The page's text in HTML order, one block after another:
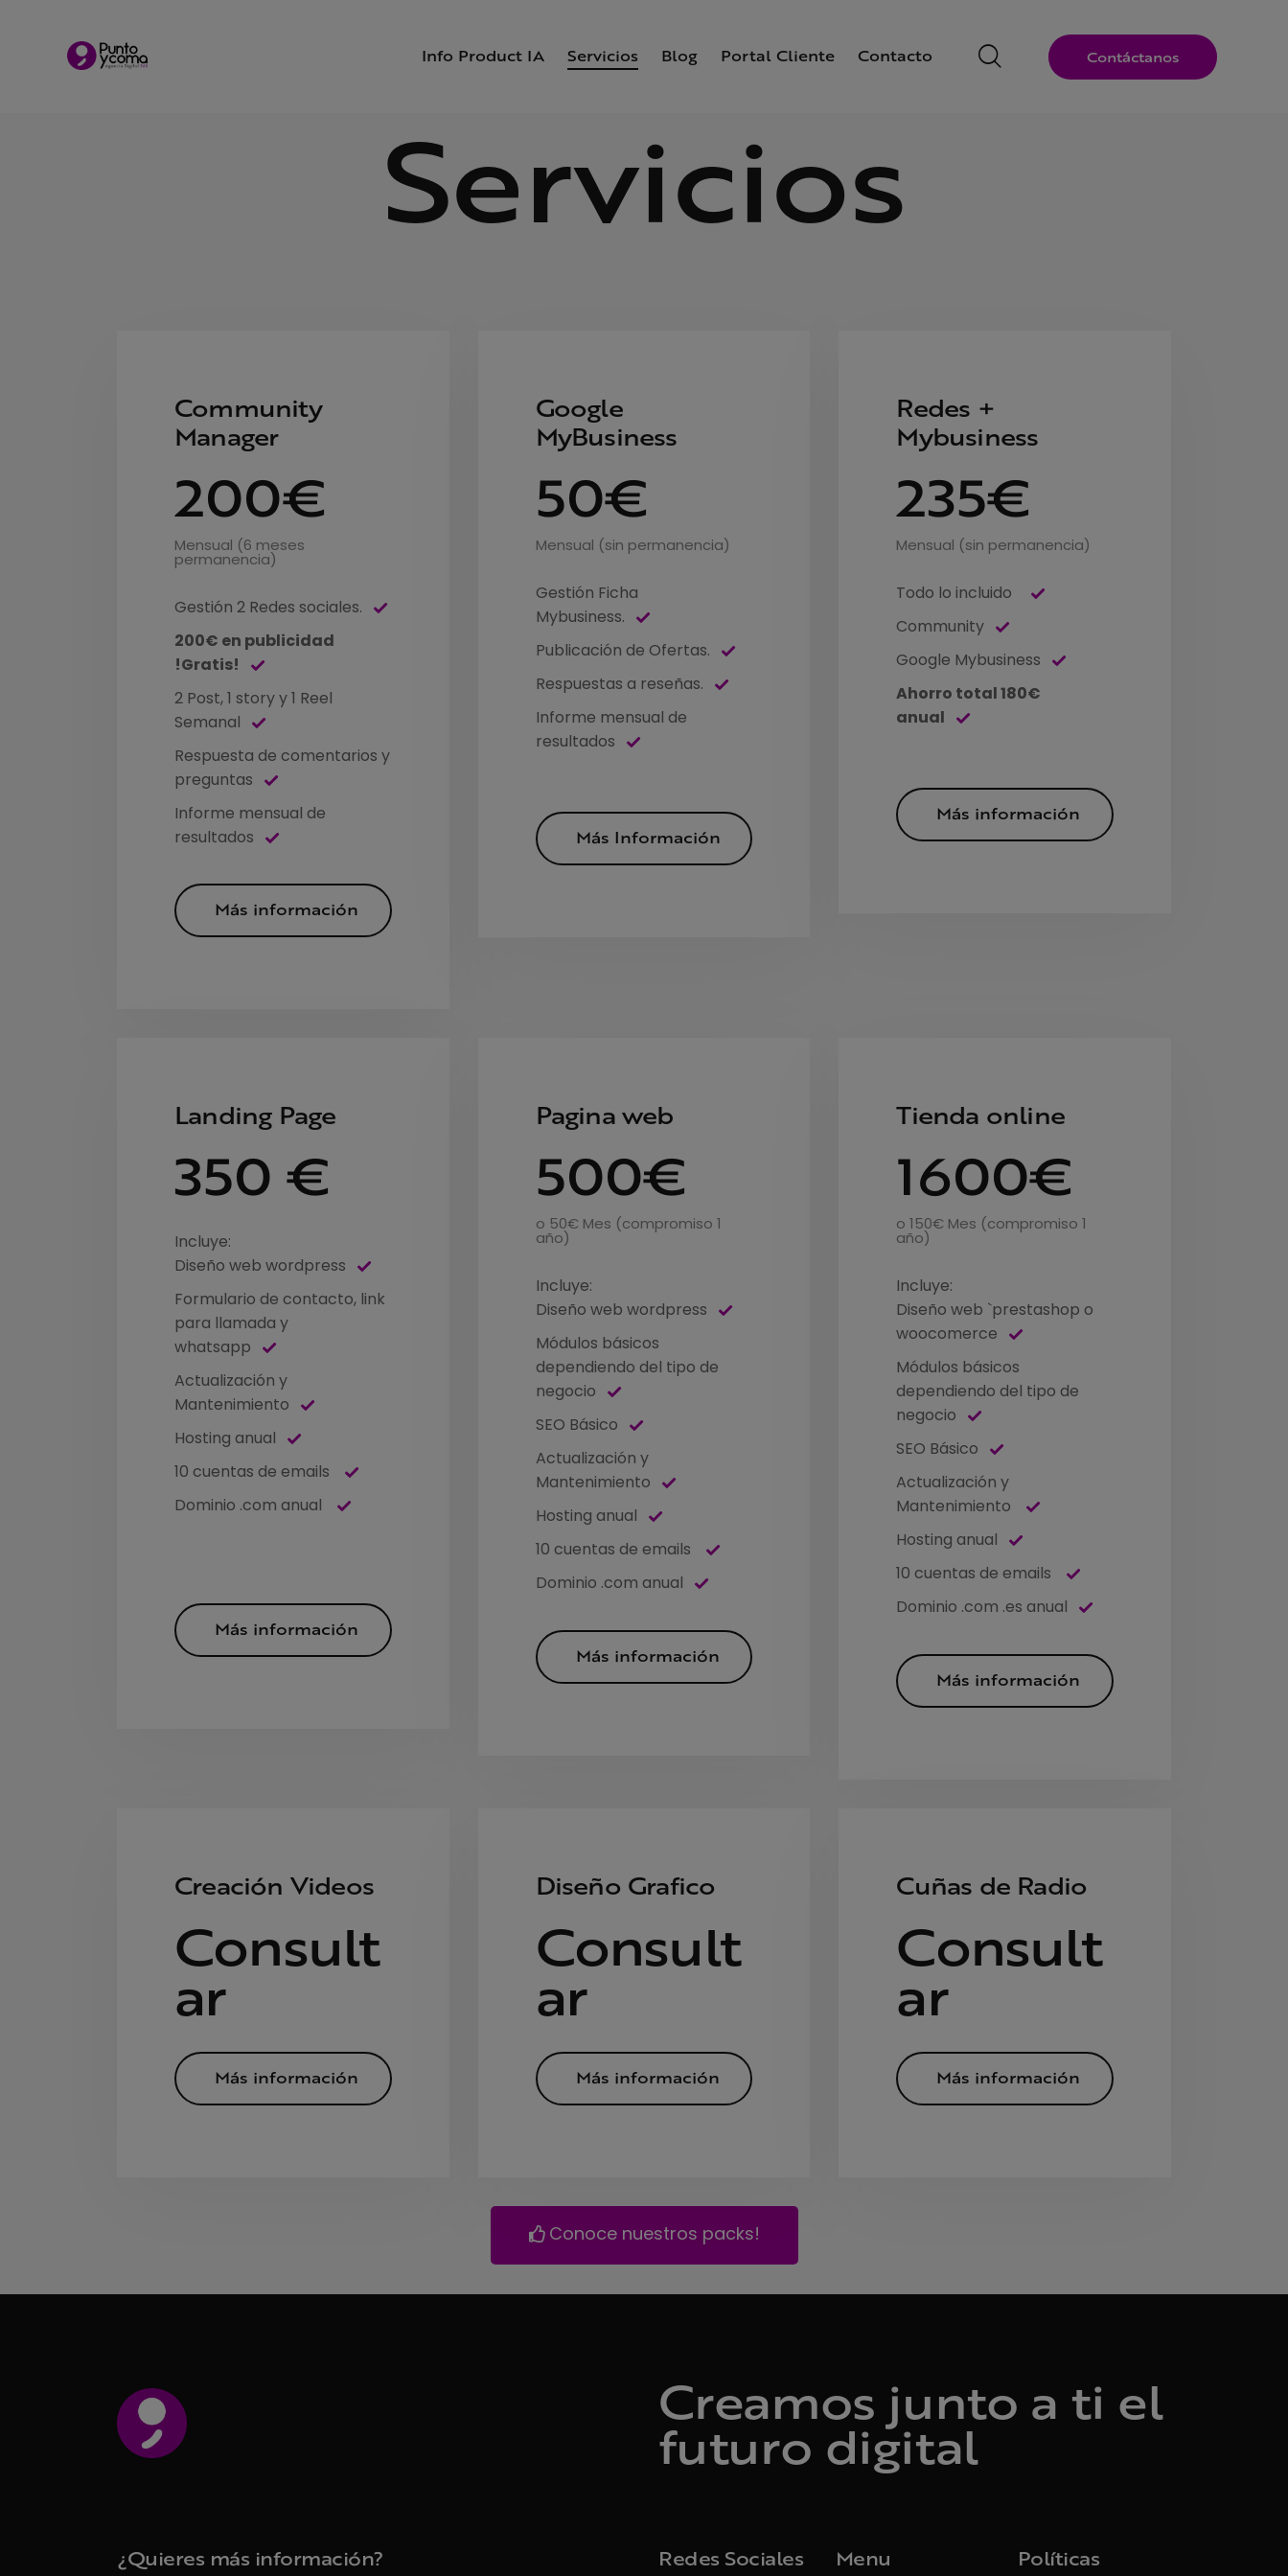
Info Product IA Servicios Blog Portal Cliente Contacto Contáctanos
Servicios
Community
Manager
200€
Mensual (6 meses
permanencia)
Gestión 2 Redes sociales.
200€ en publicidad
!Gratis!
2 Post, 1 story y 1 Reel
Semanal
Respuesta de comentarios y
preguntas
Informe mensual de
resultados
Más información
Google
MyBusiness
50€
Mensual (sin permanencia)
Gestión Ficha
Mybusiness.
Publicación de Ofertas.
Respuestas a reseñas.
Informe mensual de
resultados
Más Información
Redes +
Mybusiness
235€
Mensual (sin permanencia)
Todo lo incluido
Community
Google Mybusiness
Ahorro total 180€
anual
Más información
Landing Page
350 €
Incluye:
Diseño web wordpress
Formulario de contacto, link
para llamada y
whatsapp
Actualización y
Mantenimiento
Hosting anual
10 cuentas de emails
Dominio .com anual
Más información
Pagina web
500€
o 50€ Mes (compromiso 1
año)
Incluye:
Diseño web wordpress
Módulos básicos
dependiendo del tipo de
negocio
SEO Básico
Actualización y
Mantenimiento
Hosting anual
10 cuentas de emails
Dominio .com anual
Más información
Tienda online
1600€
o 150€ Mes (compromiso 1
año)
Incluye:
Diseño web `prestashop o
woocomerce
Módulos básicos
dependiendo del tipo de
negocio
SEO Básico
Actualización y
Mantenimiento
Hosting anual
10 cuentas de emails
Dominio .com .es anual
Más información
Creación Videos
Consult
ar
Más información
Diseño Grafico
Consult
ar
Más información
Cuñas de Radio
Consult
ar
Más información
Conoce nuestros packs!
Creamos junto a ti el
futuro digital
¿Quieres más información? Redes Sociales Menu Políticas